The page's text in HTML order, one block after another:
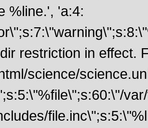
%line.', 'a:4:
restriction in effect.
science/